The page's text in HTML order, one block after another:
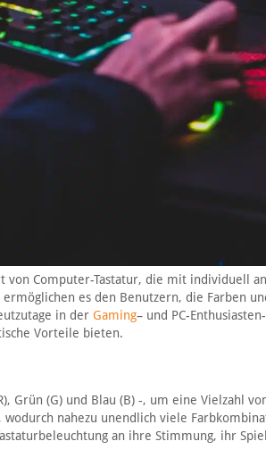
von Computer-Tastatur, die mit individuell
es den Benutzern, die Farben
in der Gaming– und PC-
Vorteile bieten.
Grün (G) und Blau (B) -, um eine Vielzahl
nahezu unendlich viele
an ihre Stimmung, ihr